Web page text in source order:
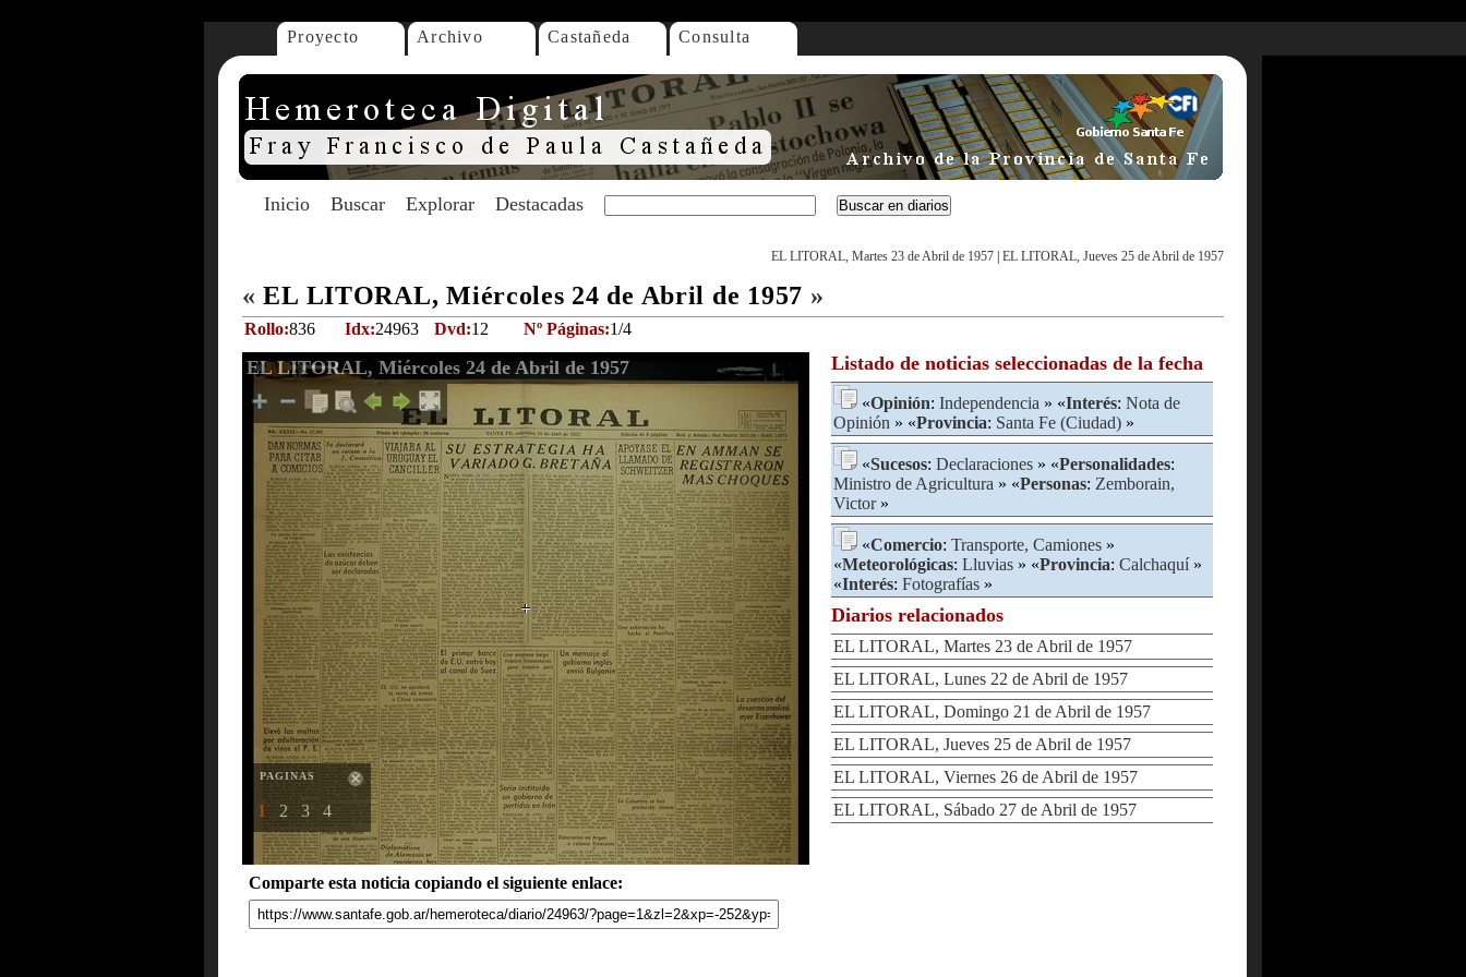
Proyecto Archivo Castañeda Consulta
Inicio Buscar Explorar Destacadas
EL LITORAL, Martes 23 de Abril de 1957 EL LITORAL, Jueves 25 de Abril de 1957
« EL LITORAL, Miércoles 24 de Abril de 1957 »
Rollo:836 Idx:24963 Dvd:12 Nº Páginas:1/4
EL LITORAL, Miércoles 24 de Abril de 1957
PAGINAS
1 2 3 4
Comparte esta noticia copiando el siguiente enlace:
Listado de noticias seleccionadas de la fecha
«Opinión: Independencia » «Interés: Nota de
Opinión » «Provincia: Santa Fe (Ciudad) »
«Sucesos: Declaraciones » «Personalidades:
Ministro de Agricultura » «Personas: Zemborain,
Victor»
«Comercio: Transporte, Camiones »
«Meteorológicas: Lluvias » «Provincia: Calchaquí»
«Interés: Fotografías »
Diarios relacionados
EL LITORAL, Martes 23 de Abril de 1957
EL LITORAL, Lunes 22 de Abril de 1957
EL LITORAL, Domingo 21 de Abril de 1957
EL LITORAL, Jueves 25 de Abril de 1957
EL LITORAL, Viernes 26 de Abril de 1957
EL LITORAL, Sábado 27 de Abril de 1957